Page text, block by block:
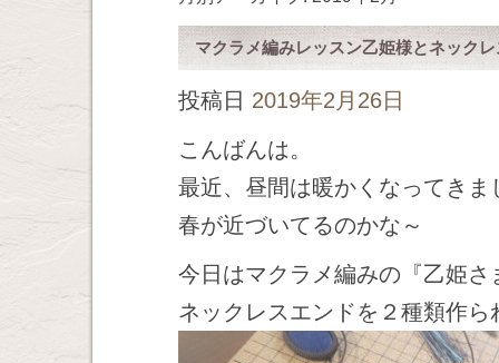
マクラメ編みレッスン乙姫様とネック
投稿日 2019年2月26日
こんばんは。
最近、昼間は暖かくなってきま
春が近づいてるのかな～
今日はマクラメ編みの『乙姫さ
ネックレスエンドを２種類作